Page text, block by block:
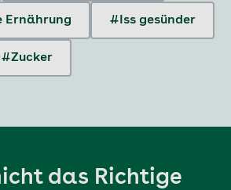
Ernährung #Iss gesünder
#Zucker
das Richtige